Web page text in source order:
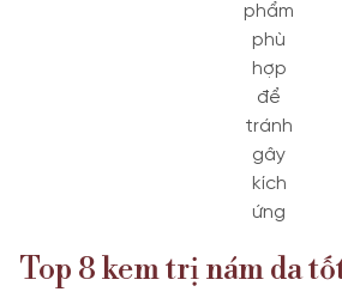
phẩm
phù
hợp
để
tránh
gây
kích
ứng
Top 8 kem trị nám da